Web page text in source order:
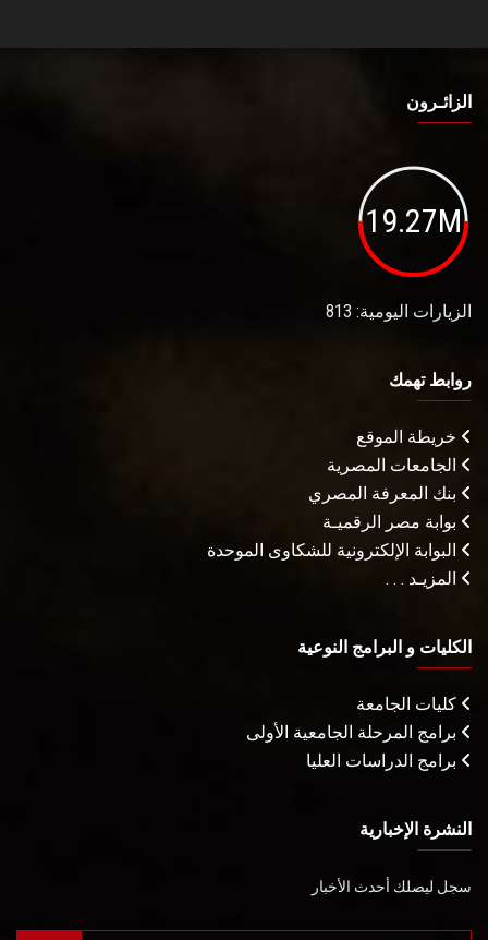
الزائـرون
19.27M
الزيارات اليومية: 813
روابط تهمك
خريطة الموقع
الجامعات المصرية
بنك المعرفة المصري
بوابة مصر الرقميـة
البوابة الإلكترونية للشكاوى الموحدة
المزيـد . . .
الكليات و البرامج النوعية
كليات الجامعة
برامج المرحلة الجامعية الأولى
برامج الدراسات العليا
النشرة الإخبارية
سجل ليصلك أحدث الأخبار